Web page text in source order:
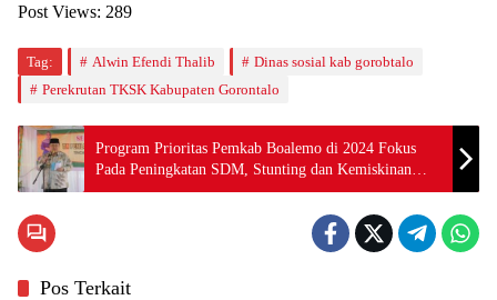
Post Views: 289
Tag: Alwin Efendi Thalib
Dinas sosial kab gorobtalo
Perekrutan TKSK Kabupaten Gorontalo
Program Prioritas Pemkab Boalemo di 2024 Fokus
Pada Peningkatan SDM, Stunting dan Kemiskinan
Ekstrim
Pos Terkait